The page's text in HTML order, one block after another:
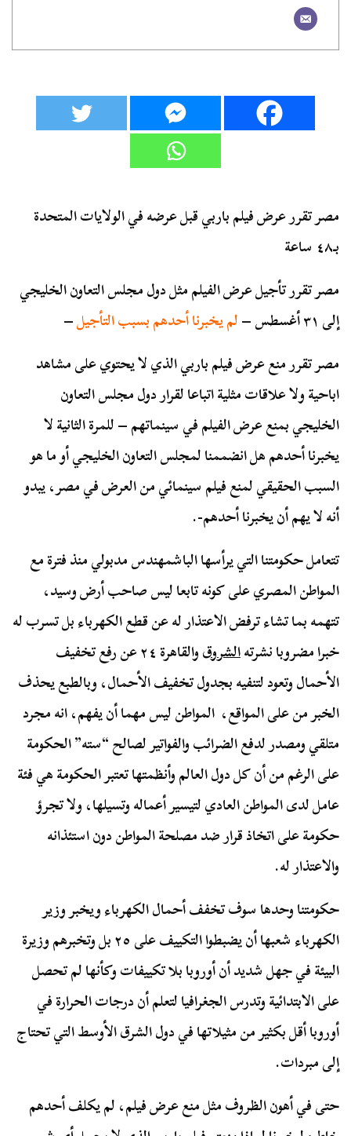
مصر تقرر عرض فيلم باربي قبل عرضه في الولايات المتحدة
بـ٤٨ ساعة
مصر تقرر تأجيل عرض الفيلم مثل دول مجلس التعاون الخليجي
إلى ٣١ أغسطس –
لم يخبرنا أحدهم بسبب التأجيل–
مصر تقرر منع عرض فيلم باربي الذي لا يحتوي على مشاهد
اباحية ولا علاقات مثلية اتباعا لقرار دول مجلس التعاون
الخليجي بمنع عرض الفيلم في سينماتهم – للمرة الثانية لا
يخبرنا أحدهم هل انضممنا لمجلس التعاون الخليجي أو ما هو
السبب الحقيقي لمنع فيلم سينمائي من العرض في مصر، يبدو
أنه لا يهم أن يخبرنا أحدهم-.
تتعامل حكومتنا التي يرأسها الباشمهندس مدبولي منذ فترة مع
المواطن المصري على كونه تابعا ليس صاحب أرض وسيد،
تتهمه بما تشاء ترفض الاعتذار له عن قطع الكهرباء بل تسرب له
خبرا مضروبا نشرتهالشروق
والقاهرة ٢٤ عن رفع تخفيف
الأحمال وتعود لتنفيه بجدول تخفيف الأحمال، وبالطبع يحذف
الخبر من على المواقع، المواطن ليس مهما أن يفهم، انه مجرد
متلقي ومصدر لدفع الضرائب والفواتير لصالح “سته” الحكومة
على الرغم من أن كل دول العالم وأنظمتها تعتبر الحكومة هي فئة
عامل لدى المواطن العادي لتيسير أعماله وتسيلها، ولا تجرؤ
حكومة على اتخاذ قرار ضد مصلحة المواطن دون استئذانه
والاعتذار له.
حكومتنا وحدها سوف تخفف أحمال الكهرباء ويخبر وزير
الكهرباء شعبها أن يضبطوا التكييف على ٢٥ بل وتخبرهم وزيرة
البيئة في جهل شديد أن أوروبا بلا تكييفات وكأنها لم تحصل
على الابتدائية وتدرس الجغرافيا لتعلم أن درجات الحرارة في
أوروبا أقل بكثير من مثيلاتها في دول الشرق الأوسط التي تحتاج
إلى مبردات.
حتى في أهون الظروف مثل منع عرض فيلم، لم يكلف أحدهم